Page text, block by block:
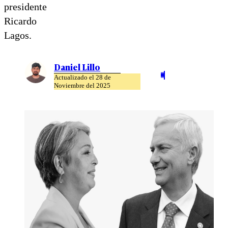
presidente
Ricardo
Lagos.
Daniel Lillo
Actualizado el 28 de
Noviembre del 2025